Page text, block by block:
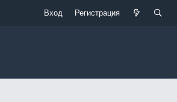
Вход Регистрация